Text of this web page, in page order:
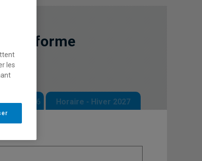
et forme
2026 Horaire - Hiver 2027
les